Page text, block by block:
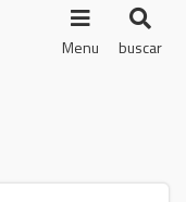
Menu buscar